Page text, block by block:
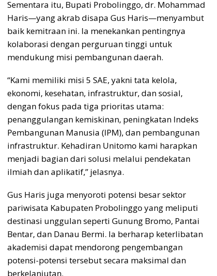
Sementara itu, Bupati Probolinggo, dr. Mohammad
Haris—yang akrab disapa Gus Haris—menyambut
baik kemitraan ini. Ia menekankan pentingnya
kolaborasi dengan perguruan tinggi untuk
mendukung misi pembangunan daerah.
“Kami memiliki misi 5 SAE, yakni tata kelola,
ekonomi, kesehatan, infrastruktur, dan sosial,
dengan fokus pada tiga prioritas utama:
penanggulangan kemiskinan, peningkatan Indeks
Pembangunan Manusia (IPM), dan pembangunan
infrastruktur. Kehadiran Unitomo kami harapkan
menjadi bagian dari solusi melalui pendekatan
ilmiah dan aplikatif,” jelasnya.
Gus Haris juga menyoroti potensi besar sektor
pariwisata Kabupaten Probolinggo yang meliputi
destinasi unggulan seperti Gunung Bromo, Pantai
Bentar, dan Danau Bermi. Ia berharap keterlibatan
akademisi dapat mendorong pengembangan
potensi-potensi tersebut secara maksimal dan
berkelanjutan.